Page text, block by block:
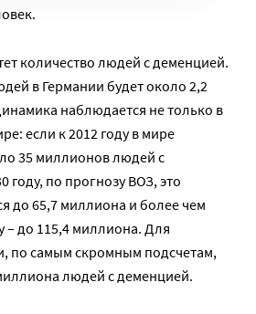
количество людей с деменцией.
в Германии будет около 2,2
наблюдается не только в
если к 2012 году в мире
35 миллионов людей с
году, по прогнозу ВОЗ, это
до 65,7 миллиона и более чем
– до 115,4 миллиона. Для
по самым скромным подсчетам,
людей с деменцией.